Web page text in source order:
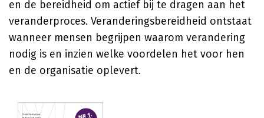
en de bereidheid om actief bij te dragen aan het
veranderproces. Veranderingsbereidheid ontstaat
wanneer mensen begrijpen waarom verandering
nodig is en inzien welke voordelen het voor hen
en de organisatie oplevert.